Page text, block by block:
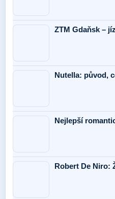
ZTM Gdaňsk –
Nutella: původ,
Nejlepší
Robert De Niro: